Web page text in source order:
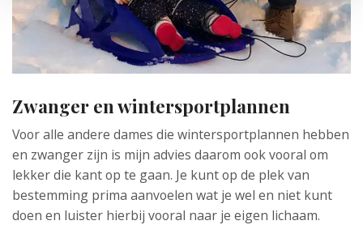
Zwanger en wintersportplannen
Voor alle andere dames die wintersportplannen hebben
en zwanger zijn is mijn advies daarom ook vooral om
lekker die kant op te gaan. Je kunt op de plek van
bestemming prima aanvoelen wat je wel en niet kunt
doen en luister hierbij vooral naar je eigen lichaam.